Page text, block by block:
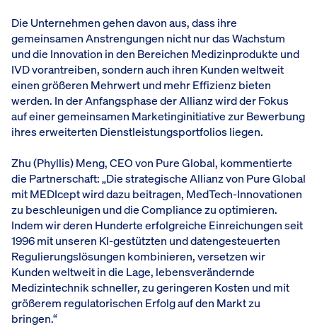
Die Unternehmen gehen davon aus, dass ihre
gemeinsamen Anstrengungen nicht nur das Wachstum
und die Innovation in den Bereichen Medizinprodukte und
IVD vorantreiben, sondern auch ihren Kunden weltweit
einen größeren Mehrwert und mehr Effizienz bieten
werden. In der Anfangsphase der Allianz wird der Fokus
auf einer gemeinsamen Marketinginitiative zur Bewerbung
ihres erweiterten Dienstleistungsportfolios liegen.
Zhu (Phyllis) Meng, CEO von Pure Global, kommentierte
die Partnerschaft: „Die strategische Allianz von Pure Global
mit MEDIcept wird dazu beitragen, MedTech-Innovationen
zu beschleunigen und die Compliance zu optimieren.
Indem wir deren Hunderte erfolgreiche Einreichungen seit
1996 mit unseren KI-gestützten und datengesteuerten
Regulierungslösungen kombinieren, versetzen wir
Kunden weltweit in die Lage, lebensverändernde
Medizintechnik schneller, zu geringeren Kosten und mit
größerem regulatorischen Erfolg auf den Markt zu
bringen.“